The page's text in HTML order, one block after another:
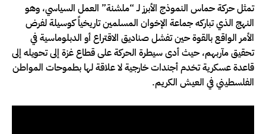
تمثل حركة حماس النموذج الأبرز لـ “ملشنة” العمل السياسي، وهو
النهج الذي تباركه جماعة الإخوان المسلمين تاريخياً كوسيلة لفرض
الأمر الواقع بالقوة حين تفشل صناديق الاقتراع أو الدبلوماسية في
تحقيق مآربهم، حيث أدى سيطرة الحركة على قطاع غزة إلى تحويله إلى
قاعدة عسكرية تخدم أجندات خارجية لا علاقة لها بطموحات المواطن
الفلسطيني في العيش الكريم.